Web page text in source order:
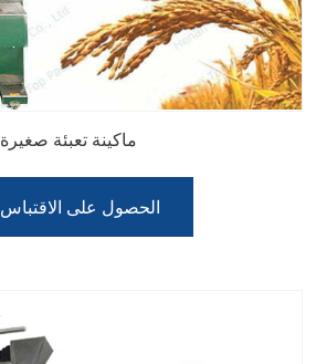
ماكينة تعبئة صغيرة
الحصول على الاقتباس